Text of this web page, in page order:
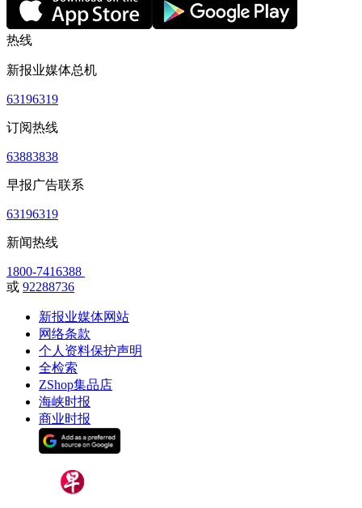
热线
新报业媒体总机
63196319
订阅热线
63883838
早报广告联系
63196319
新闻热线
1800-7416388
或 92288736
新报业媒体网站
网络条款
个人资料保护声明
全检索
ZShop集品店
海峡时报
商业时报